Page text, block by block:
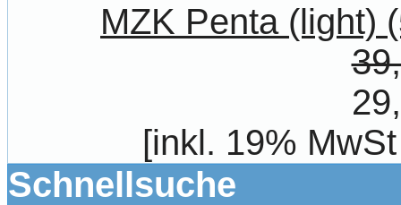
MZK Penta (light)
[inkl. 19%
Schnellsuche